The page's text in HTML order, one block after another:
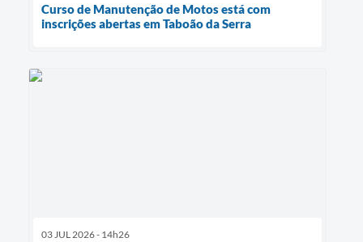
Curso de Manutenção de Motos está com
inscrições abertas em Taboão da Serra
03 JUL 2026 - 14h26